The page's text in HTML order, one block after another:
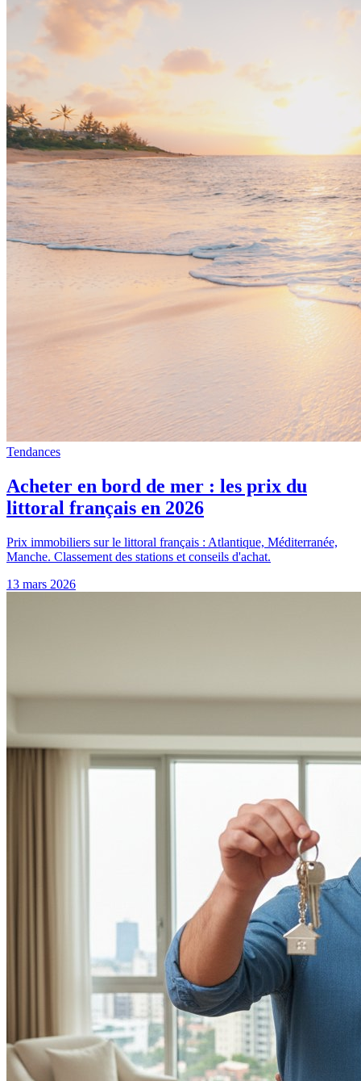
Tendances
Acheter en bord de mer : les prix du
littoral français en 2026
Prix immobiliers sur le littoral français : Atlantique, Méditerranée,
Manche. Classement des stations et conseils d'achat.
13 mars 2026